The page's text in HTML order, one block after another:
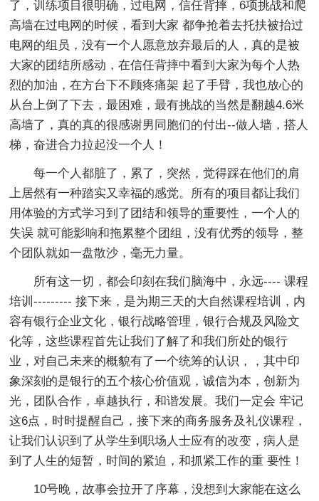
了，训练项目很明确，过电网，信任背摔，6项挑战和爬
高墙在过电网的时候，看到大家 都争抢着去托扶被抬过
电网的组员，没有一个人愿意放弃最后的人，真的是被
大家的团结所感动，在信任背摔中看到大家为每个人热
烈的加油，在方台下不顾疼痛架 起了手臂，我也放心的
从台上倒了下去，最困难，最有挑战的当然是翻越4.6米
高墙了，真的真的很感谢男同胞们的付出--做人墙，搭人
梯，奋进合力拉起没一个人！
每一个人都脏了，累了，突然，觉得踩在他们的肩
上居然有一种踏实又幸福的感觉。所有的项目都让我们
用体验的方式学习到了团结和领导的重要性，一个人的
失误 就可能影响和拖累整个团组，没有优秀的领导，整
个团队就如一盘散沙，毫无力量。
所有这一切，都会印刻在我们脑海中，永远---- 课程
培训--------- 接下来，是为期三天的大自然课程培训，内
容有银行企业文化，银行战略管理，银行合规及风险文
化等，这些课程首先让我们了解了和我们所处的银行
业，对自己未来的概貌有了一个统筹的认识，，其中印
象深刻的是银行的五个核心价值观，诚信为本，创新为
光，团队合作，卓越执行，和谐发展。我们一定会 牢记
这6点，时时提醒自己，接下来的商务服务及礼仪课程，
让我们认识到了从学生到职场人士应有的改变，病人是
到了人生的短暂，时间的紧迫，和抓紧工作的重 要性！
10号晚，故事会拉开了序幕，没想到大家能在这么